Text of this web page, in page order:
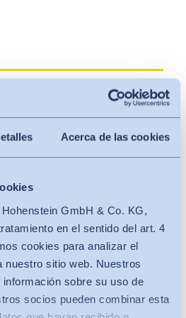
Acerca de las cookies
GmbH & Co. KG,
en el sentido del art. 4
cookies para analizar el
nuestro sitio web. Nuestros
sobre su uso de
socios pueden combinar esta